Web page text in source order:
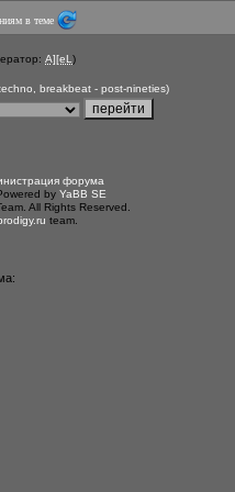
в теме
A][eL )
breakbeat - post-nineties)
форума
by YaBB SE
All Rights Reserved.
team.